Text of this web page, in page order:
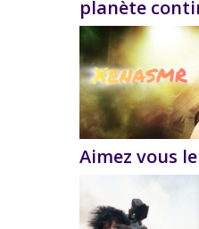
planète
Aimez vous le